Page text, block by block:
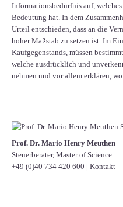
Informationsbedürfnis auf,
Bedeutung hat. In dem
Urteil entschieden, dass an die
hoher Maßstab zu setzen ist. Im
Kaufgegenstands, müssen
welche ausdrücklich und
nehmen und vor allem erklären,
Prof. Dr. Mario Henry Meuthen
Steuerberater, Master of Science
+49 (0)40 734 420 600 | Kontakt